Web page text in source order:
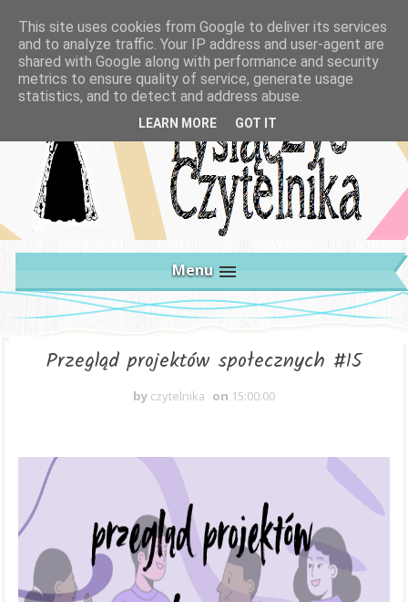
Menu
Przegląd projektów społecznych #15
by czytelnika on 15:00:00
This site uses cookies from Google to deliver its services
and to analyze traffic. Your IP address and user-agent are
shared with Google along with performance and security
metrics to ensure quality of service, generate usage
statistics, and to detect and address abuse.
LEARN MORE GOT IT